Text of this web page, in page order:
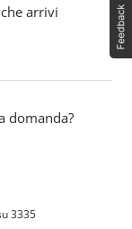
arrivi
domanda?
3335